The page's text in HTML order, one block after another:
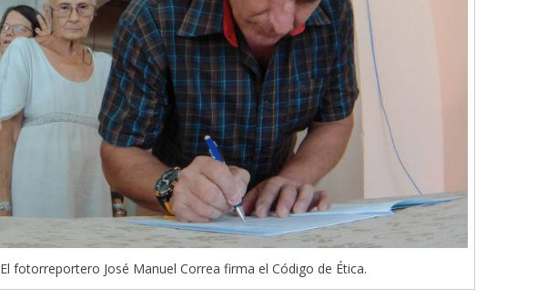
El fotorreportero José Manuel Correa firma el Código de Ética.